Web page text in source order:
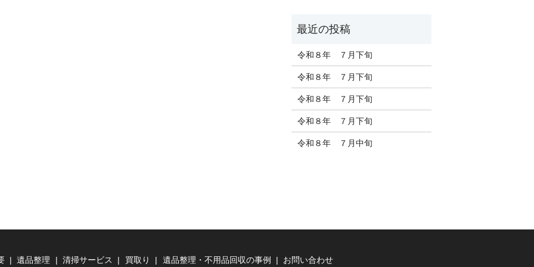
令和８年 ７月下旬
令和８年 ７月下旬
令和８年 ７月下旬
令和８年 ７月下旬
令和８年 ７月中旬
遺品整理 清掃サービス 買取り 遺品整理・不用品回収の事例 お問い合わせ